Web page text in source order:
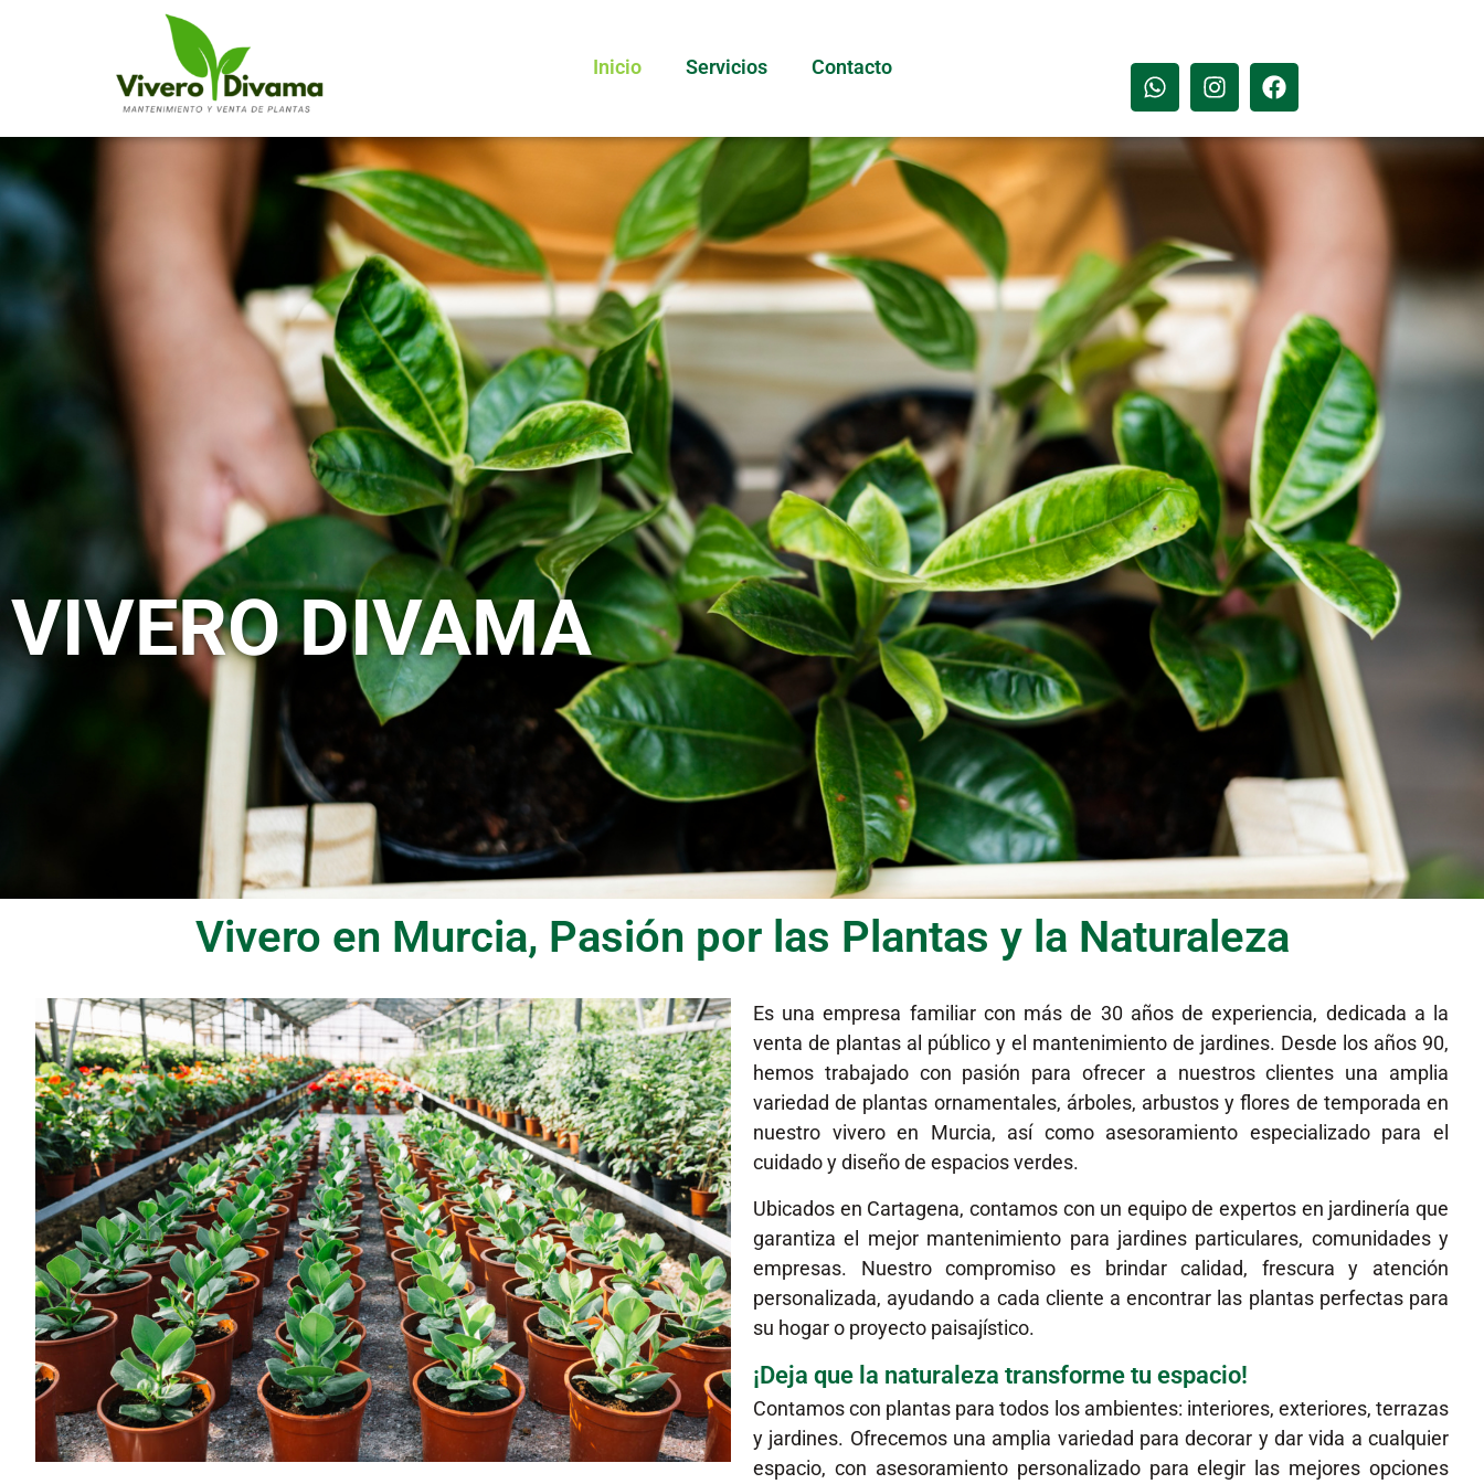
Inicio Servicios Contacto
VIVERO DIVAMA
Vivero en Murcia, Pasión por las Plantas y la Naturaleza
Es una empresa familiar con más de 30 años de experiencia, dedicada a la
venta de plantas al público y el mantenimiento de jardines. Desde los años 90,
hemos trabajado con pasión para ofrecer a nuestros clientes una amplia
variedad de plantas ornamentales, árboles, arbustos y flores de temporada en
nuestro vivero en Murcia, así como asesoramiento especializado para el
cuidado y diseño de espacios verdes.
Ubicados en Cartagena, contamos con un equipo de expertos en jardinería que
garantiza el mejor mantenimiento para jardines particulares, comunidades y
empresas. Nuestro compromiso es brindar calidad, frescura y atención
personalizada, ayudando a cada cliente a encontrar las plantas perfectas para
su hogar o proyecto paisajístico.
¡Deja que la naturaleza transforme tu espacio!
Contamos con plantas para todos los ambientes: interiores, exteriores, terrazas
y jardines. Ofrecemos una amplia variedad para decorar y dar vida a cualquier
espacio, con asesoramiento personalizado para elegir las mejores opciones